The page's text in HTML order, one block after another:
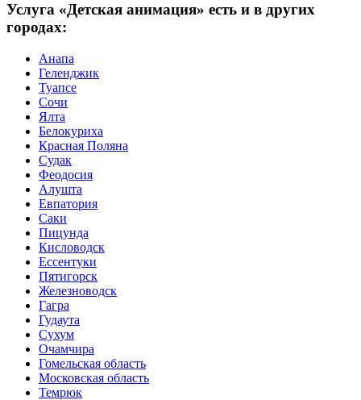
Услуга «Детская анимация» есть и в других
городах:
Анапа
Геленджик
Туапсе
Сочи
Ялта
Белокуриха
Красная Поляна
Судак
Феодосия
Алушта
Евпатория
Саки
Пицунда
Кисловодск
Ессентуки
Пятигорск
Железноводск
Гагра
Гудаута
Сухум
Очамчира
Гомельская область
Московская область
Темрюк